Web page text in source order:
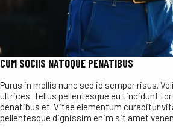
CUM SOCIIS NATOQUE PENATIBUS
Purus in mollis nunc sed id semper risus.
ultrices. Tellus pellentesque eu tincidunt
penatibus et. Vitae elementum curabitur
pellentesque dignissim enim sit amet